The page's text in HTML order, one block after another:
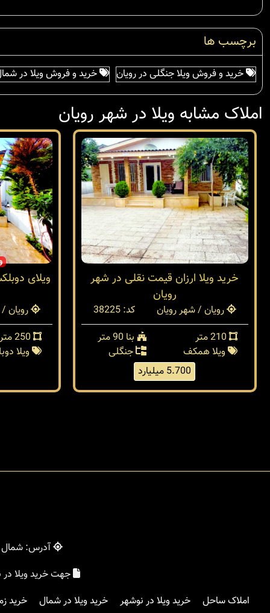
برچسب ها
خرید و فروش ویلا جنگلی در رویان خرید و فروش ویلا در
املاک مشابه ویلا در شهر رویان
خرید ویلا ارزان قیمت نقلی در شهر
رویان
رویان / شهر رویان
کد: 38225
بنا 90 متر
ویلا همکف
جنگلی
5.700 میلیارد
ویلای
رویان
ویلا
آدرس: شمال
جهت خرید ویلا
املاک ساحل
خرید ویلا در نوشهر خرید ویلا در شمال خرید